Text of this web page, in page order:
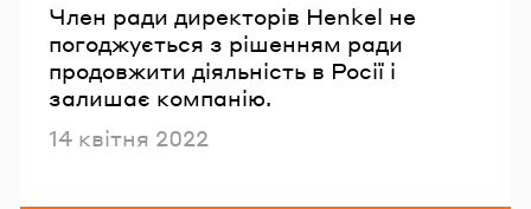
Член ради директорів Henkel не
погоджується з рішенням ради
продовжити діяльність в Росії і
залишає компанію.
Опубліковано
14 квітня 2022